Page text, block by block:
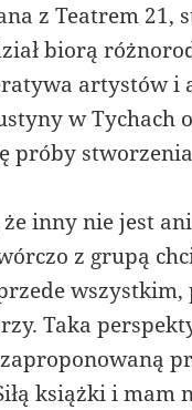
z Teatrem 21,
biorą
artystów i
w Tychach
próby
inny nie jest
z grupą
Taka
książki i mam